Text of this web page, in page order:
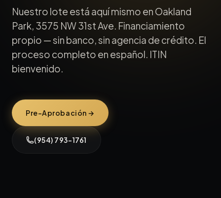
Nuestro lote está aquí mismo en Oakland
Park, 3575 NW 31st Ave. Financiamiento
propio — sin banco, sin agencia de crédito. El
proceso completo en español. ITIN
bienvenido.
Pre-Aprobación →
(954) 793-1761